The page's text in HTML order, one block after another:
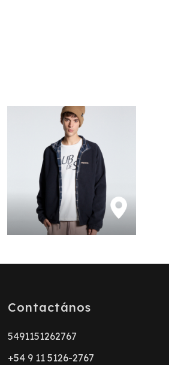
Contactános
5491151262767
+54 9 11 5126-2767